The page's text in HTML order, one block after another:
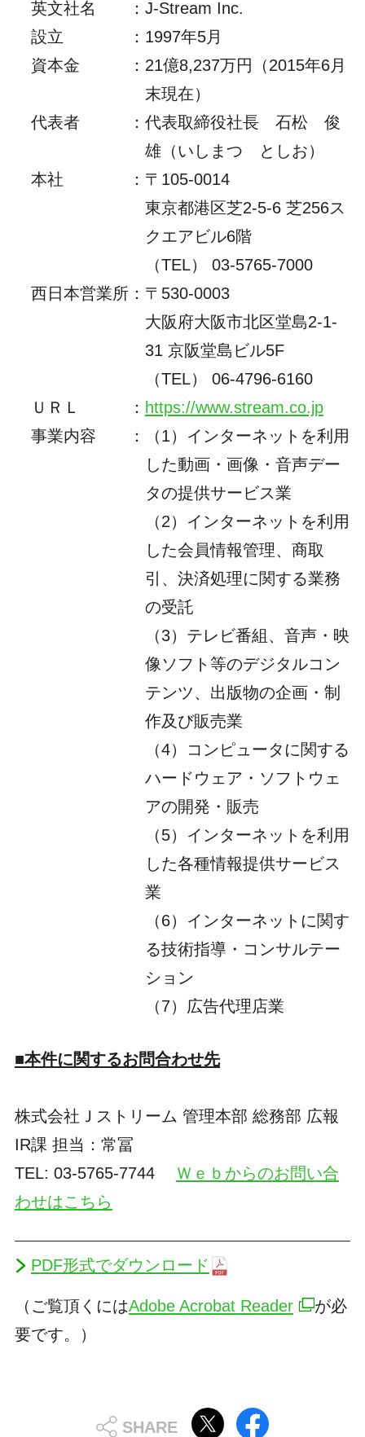
英文社名
： J-Stream Inc.
設立
： 1997年5月
資本金
： 21億8,237万円（2015年6月
末現在）
代表者
： 代表取締役社長 石松 俊
雄（いしまつ としお）
本社
： 〒105-0014
東京都港区芝2-5-6 芝256ス
クエアビル6階
（TEL） 03-5765-7000
西日本営業所： 〒530-0003
大阪府大阪市北区堂島2-1-
31 京阪堂島ビル5F
（TEL） 06-4796-6160
ＵＲＬ
： https://www.stream.co.jp
事業内容
：
（1）インターネットを利用
した動画・画像・音声デー
タの提供サービス業
（2）インターネットを利用
した会員情報管理、商取
引、決済処理に関する業務
の受託
（3）テレビ番組、音声・映
像ソフト等のデジタルコン
テンツ、出版物の企画・制
作及び販売業
（4）コンピュータに関する
ハードウェア・ソフトウェ
アの開発・販売
（5）インターネットを利用
した各種情報提供サービス
業
（6）インターネットに関す
る技術指導・コンサルテー
ション
（7）広告代理店業
■本件に関するお問合わせ先
株式会社Ｊストリーム 管理本部 総務部 広報
IR課 担当：常冨
TEL: 03-5765-7744 Ｗｅｂからのお問い合
わせはこちら
PDF形式でダウンロード
（ご覧頂くにはAdobe Acrobat Reader
が必
要です。）